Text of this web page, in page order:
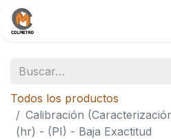
Todos los productos
Calibración
(hr) - (PI) - Baja Exactitud